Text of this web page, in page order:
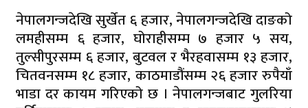
नेपालगन्जदेखि सुर्खेत ६ हजार, नेपालगन्जदेखि दाङको
लमहीसम्म ६ हजार, घोराहीसम्म ७ हजार ५ सय,
तुल्सीपुरसम्म ६ हजार, बुटवल र भैरहवासम्म १३ हजार,
चितवनसम्म १८ हजार, काठमाडौंसम्म २६ हजार रुपैयाँ
भाडा दर कायम गरिएको छ । नेपालगन्जबाट गुलरिया